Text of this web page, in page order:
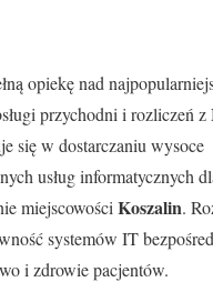
opiekę nad
przychodni i rozliczeń
się w dostarczaniu wysoce
usług informatycznych
miejscowości Koszalin.
systemów IT
i zdrowie pacjentów.